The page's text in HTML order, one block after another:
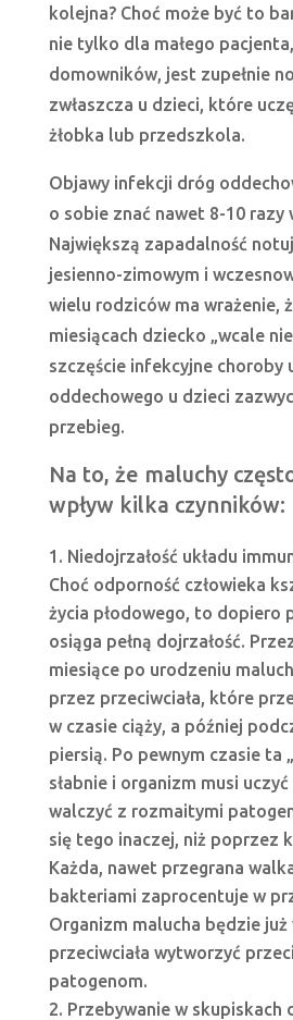
kolejna? Choć może być to
nie tylko dla małego
domowników, jest zupełnie
zwłaszcza u dzieci, które
żłobka lub przedszkola.
Objawy infekcji dróg
o sobie znać nawet 8-10 razy
Największą zapadalność
jesienno-zimowym i
wielu rodziców ma wrażenie,
miesiącach dziecko „wcale
szczęście infekcyjne choroby
oddechowego u dzieci
przebieg.
Na to, że maluchy
wpływ kilka czynników:
Niedojrzałość układu
Choć odporność człowieka
życia płodowego, to dopiero
osiąga pełną dojrzałość.
miesiące po urodzeniu
przez przeciwciała, które
w czasie ciąży, a później
piersią. Po pewnym czasie ta
słabnie i organizm musi
walczyć z rozmaitymi
się tego inaczej, niż poprzez
Każda, nawet przegrana
bakteriami zaprocentuje w
Organizm malucha będzie już
przeciwciała wytworzyć
patogenom.
Przebywanie w skupiskach